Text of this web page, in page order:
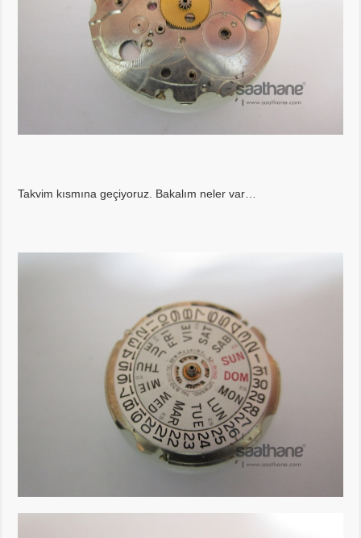
Takvim kısmına geçiyoruz. Bakalım neler var…